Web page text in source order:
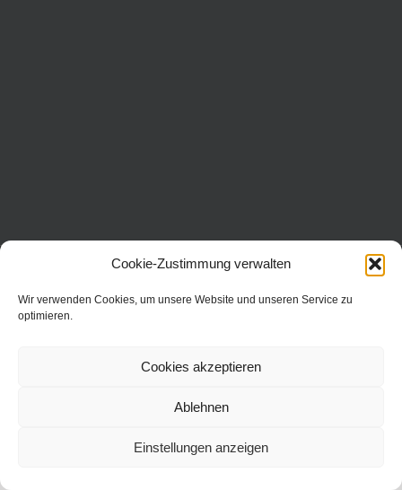
Cookie-Zustimmung verwalten
Wir verwenden Cookies, um unsere Website und unseren Service zu
optimieren.
Cookies akzeptieren
Ablehnen
Einstellungen anzeigen
Copyright 2016 Dr. Neinhaus Verlag AG | Wollgrasweg 31 | 70599